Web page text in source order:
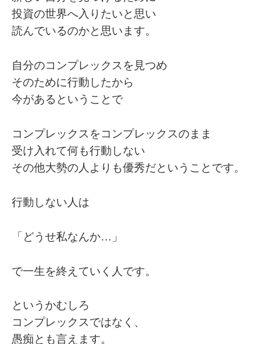
投資の世界へ入りたいと思い
読んでいるのかと思います。
自分のコンプレックスを見つめ
そのために行動したから
今があるということで
コンプレックスをコンプレックスのまま
受け入れて何も行動しない
その他大勢の人よりも優秀だということです。
行動しない人は
「どうせ私なんか…」
で一生を終えていく人です。
というかむしろ
コンプレックスではなく、
愚痴とも言えます。